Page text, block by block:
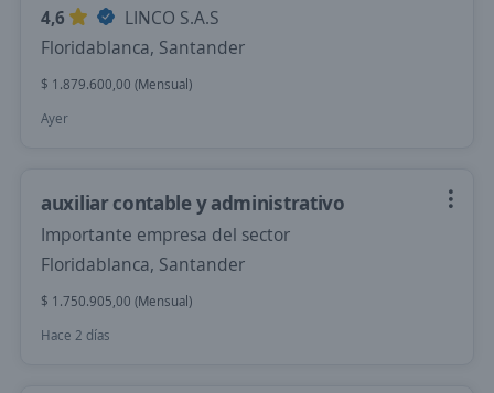
4,6
LINCO S.A.S
Floridablanca, Santander
$ 1.879.600,00 (Mensual)
Ayer
auxiliar contable y administrativo
Importante empresa del sector
Floridablanca, Santander
$ 1.750.905,00 (Mensual)
Hace 2 días